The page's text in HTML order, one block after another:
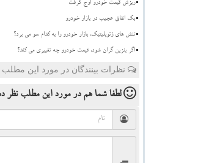
ریزش قیمت خودرو اوج گرفت
بک اتفاق عجیب در بازار خودرو
تنش های ژئوپلیتیک، بازار خودرو را به کدام سو می برد؟
اگر بنزین گران شود، قیمت خودرو چه تغییری می کند؟
نظرات بینندگان در مورد این مطلب
لطفا شما همدر مورد این مطلب نظر